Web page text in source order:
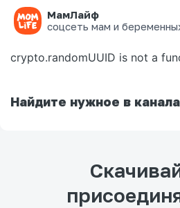
МамЛайф
соцсеть мам и
Ошибка на
crypto.randomUUID is not a
Найдите нужное в